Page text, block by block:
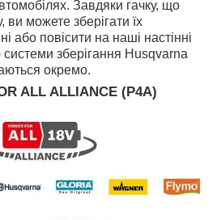
Завдяки гачку, що
ви можете зберігати їх
або повісити на наші настінні
системи зберігання Husqvarna
окремо.
ALL ALLIANCE (Р4А)